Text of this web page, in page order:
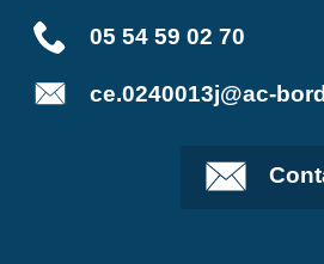
05 54 59 02 70
ce.0240013j@ac-